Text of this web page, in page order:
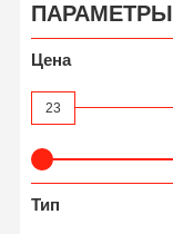
ПАРАМЕТРЫ
Цена
23
Тип